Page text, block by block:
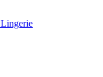
Lingerie